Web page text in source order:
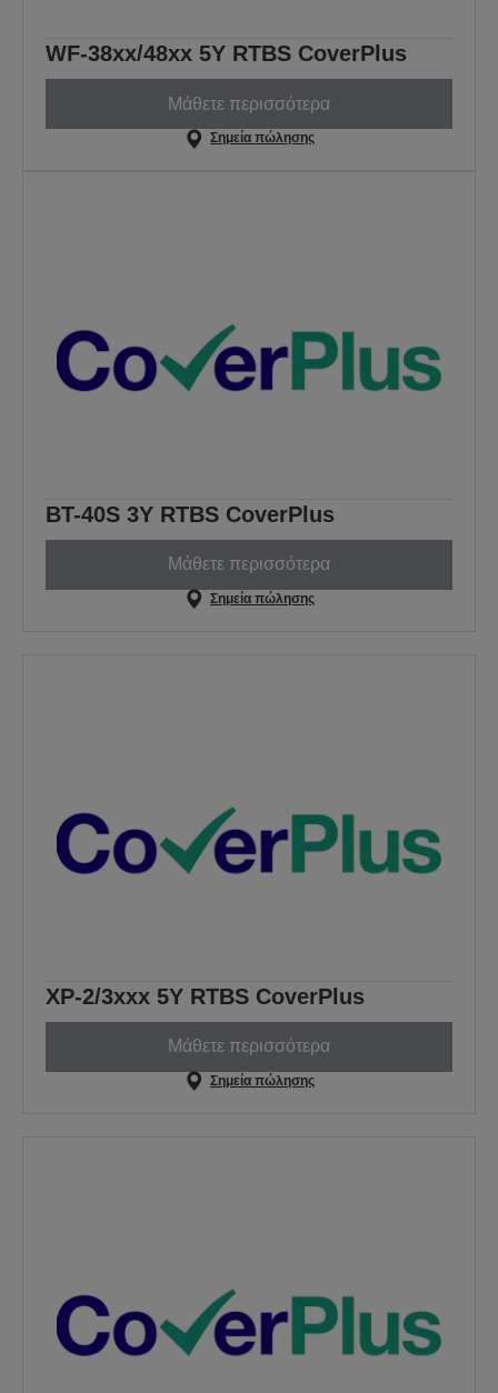
WF-38xx/48xx 5Y RTBS CoverPlus
Μάθετε περισσότερα
Σημεία πώλησης
BT-40S 3Y RTBS CoverPlus
Μάθετε περισσότερα
Σημεία πώλησης
XP-2/3xxx 5Y RTBS CoverPlus
Μάθετε περισσότερα
Σημεία πώλησης